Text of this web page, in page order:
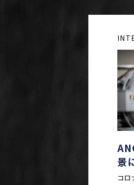
景
コロ